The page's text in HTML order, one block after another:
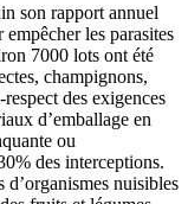
son rapport annuel
les parasites
7000 lots ont été
champignons,
des exigences
d’emballage en
ou
des interceptions.
nuisibles